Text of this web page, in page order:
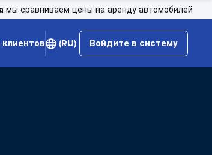
мы сравниваем цены на аренду автомобилей
(RU) Войдите в систему